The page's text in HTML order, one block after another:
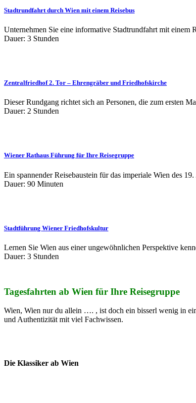
Stadtrundfahrt durch Wien mit einem Reisebus
Unternehmen Sie eine informative Stadtrundfahrt mit einem
Dauer: 3 Stunden
Zentralfriedhof 2. Tor – Ehrengräber und Friedhofskirche
Dieser Rundgang richtet sich an Personen, die zum ersten
Dauer: 2 Stunden
Wiener Rathaus Führung für Ihre Reisegruppe
Ein spannender Reisebaustein für das imperiale Wien des 19.
Dauer: 90 Minuten
Stadtführung Wiener Friedhofskultur
Lernen Sie Wien aus einer ungewöhnlichen Perspektive
Dauer: 3 Stunden
Tagesfahrten ab Wien für Ihre Reisegruppe
Wien, Wien nur du allein …. , ist doch ein bisserl wenig in
und Authentizität mit viel Fachwissen.
Die Klassiker ab Wien